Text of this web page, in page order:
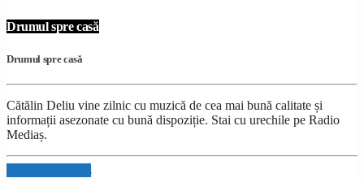
Drumul spre casă
Drumul spre casă
Cătălin Deliu vine zilnic cu muzică de cea mai bună calitate și
informații asezonate cu bună dispoziție. Stai cu urechile pe Radio
Mediaș.
Info and episodes